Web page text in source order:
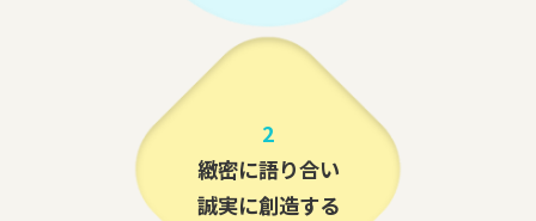
2
緻密に語り合い
誠実に創造する